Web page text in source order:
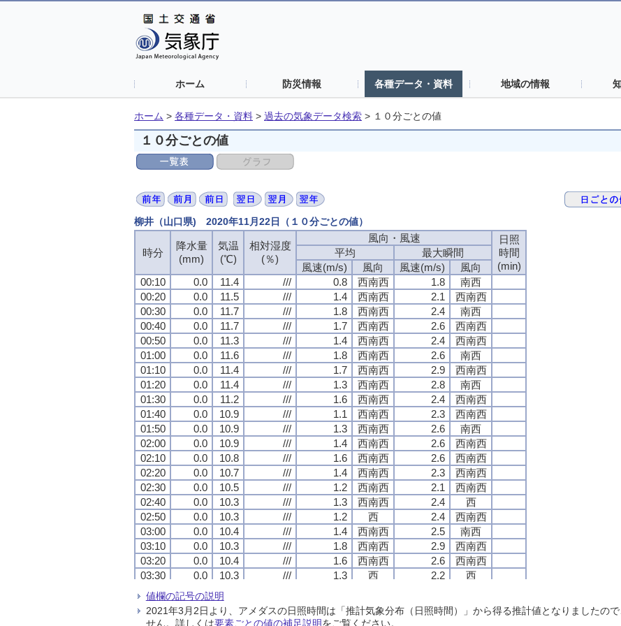
ホーム 防災情報 各種データ・資料 地域の情報
ホーム > 各種データ・資料 > 過去の気象データ検索 > １０分ごとの値
１０分ごとの値
柳井（山口県) 2020年11月22日（１０分ごとの値）
時分
降水量
(mm)
気温
(℃)
相対湿度
(％)
風向・風速
日照
時間
(min)
平均
最大瞬間
風速(m/s)
風向 風速(m/s)
風向
00:10
0.0 11.4 /// 0.8 西南西 1.8
南西
00:20
0.0 11.5 /// 1.4 西南西 2.1
西南西
00:30
0.0 11.7 /// 1.8 西南西 2.4
南西
00:40
0.0 11.7 /// 1.7 西南西 2.6
西南西
00:50
0.0 11.3 /// 1.4 西南西 2.4
西南西
01:00
0.0 11.6 /// 1.8 西南西 2.6
南西
01:10
0.0 11.4 /// 1.7 西南西 2.9
西南西
01:20
0.0 11.4 /// 1.3 西南西 2.8
南西
01:30
0.0 11.2 /// 1.6 西南西 2.4
西南西
01:40
0.0 10.9 /// 1.1 西南西 2.3
西南西
01:50
0.0 10.9 /// 1.3 西南西 2.6
南西
02:00
0.0 10.9 /// 1.4 西南西 2.6
西南西
02:10
0.0 10.8 /// 1.6 西南西 2.6
西南西
02:20
0.0 10.7 /// 1.4 西南西 2.3
西南西
02:30
0.0 10.5 /// 1.2 西南西 2.1
西南西
02:40
0.0 10.3 /// 1.3 西南西 2.4
西
02:50
0.0 10.3 /// 1.2 西 2.4
西南西
03:00
0.0 10.4 /// 1.4 西南西 2.5
南西
03:10
0.0 10.3 /// 1.8 西南西 2.9
西南西
03:20
0.0 10.4 /// 1.6 西南西 2.6
西南西
03:30
0.0 10.3 /// 1.3 西 2.2
西
03:40
0.0 10.1
03:50
0.0 9.5 /// 0.6 西 1.5
西南西
04:00
0.0 9.8 /// 1.1 西 2.2 西南西
時分
降水量
(mm)
気温
(℃)
相対湿度
(％)
風向・風速
日照
時間
(min)
平均
最大瞬間
風速(m/s)
風向 風速(m/s)
風向
00:10
0.0 11.4 /// 0.8 西南西 1.8
南西
00:20
0.0 11.5 /// 1.4 西南西 2.1
西南西
00:30
0.0 11.7 /// 1.8 西南西 2.4
南西
00:40
0.0 11.7 /// 1.7 西南西 2.6
西南西
00:50
0.0 11.3 /// 1.4 西南西 2.4
西南西
01:00
0.0 11.6 /// 1.8 西南西 2.6
南西
01:10
0.0 11.4 /// 1.7 西南西 2.9
西南西
01:20
0.0 11.4 /// 1.3 西南西 2.8
南西
01:30
0.0 11.2 /// 1.6 西南西 2.4
西南西
01:40
0.0 10.9 /// 1.1 西南西 2.3
西南西
01:50
0.0 10.9 /// 1.3 西南西 2.6
南西
02:00
0.0 10.9 /// 1.4 西南西 2.6
西南西
02:10
0.0 10.8 /// 1.6 西南西 2.6
西南西
02:20
0.0 10.7 /// 1.4 西南西 2.3
西南西
02:30
0.0 10.5 /// 1.2 西南西 2.1
西南西
02:40
0.0 10.3 /// 1.3 西南西 2.4
西
02:50
0.0 10.3 /// 1.2 西 2.4
西南西
03:00
0.0 10.4 /// 1.4 西南西 2.5
南西
03:10
0.0 10.3 /// 1.8 西南西 2.9
西南西
03:20
0.0 10.4 /// 1.6 西南西 2.6
西南西
03:30
0.0 10.3 /// 1.3 西 2.2
西
03:40
0.0 10.1
03:50
0.0 9.5 /// 0.6 西 1.5
西南西
04:00
0.0 9.8 /// 1.1 西 2.2 西南西
時分
降水量
(mm)
気温
(℃)
相対湿度
(％)
風向・風速
日照
時間
(min)
平均
最大瞬間
風速(m/s)
風向 風速(m/s)
風向
00:10
0.0 11.4 /// 0.8 西南西 1.8
南西
00:20
0.0 11.5 /// 1.4 西南西 2.1
西南西
00:30
0.0 11.7 /// 1.8 西南西 2.4
南西
00:40
0.0 11.7 /// 1.7 西南西 2.6
西南西
00:50
0.0 11.3 /// 1.4 西南西 2.4
西南西
01:00
0.0 11.6 /// 1.8 西南西 2.6
南西
01:10
0.0 11.4 /// 1.7 西南西 2.9
西南西
01:20
0.0 11.4 /// 1.3 西南西 2.8
南西
01:30
0.0 11.2 /// 1.6 西南西 2.4
西南西
01:40
0.0 10.9 /// 1.1 西南西 2.3
西南西
01:50
0.0 10.9 /// 1.3 西南西 2.6
南西
02:00
0.0 10.9 /// 1.4 西南西 2.6
西南西
02:10
0.0 10.8 /// 1.6 西南西 2.6
西南西
02:20
0.0 10.7 /// 1.4 西南西 2.3
西南西
02:30
0.0 10.5 /// 1.2 西南西 2.1
西南西
02:40
0.0 10.3 /// 1.3 西南西 2.4
西
02:50
0.0 10.3 /// 1.2 西 2.4
西南西
03:00
0.0 10.4 /// 1.4 西南西 2.5
南西
03:10
0.0 10.3 /// 1.8 西南西 2.9
西南西
03:20
0.0 10.4 /// 1.6 西南西 2.6
西南西
03:30
0.0 10.3 /// 1.3 西 2.2
西
03:40
0.0 10.1
03:50
0.0 9.5 /// 0.6 西 1.5
西南西
04:00
0.0 9.8 /// 1.1 西 2.2 西南西
時分
降水量
(mm)
気温
(℃)
相対湿度
(％)
風向・風速
日照
時間
(min)
平均
最大瞬間
風速(m/s)
風向 風速(m/s)
風向
00:10
0.0 11.4 /// 0.8 西南西 1.8
南西
00:20
0.0 11.5 /// 1.4 西南西 2.1
西南西
00:30
0.0 11.7 /// 1.8 西南西 2.4
南西
00:40
0.0 11.7 /// 1.7 西南西 2.6
西南西
00:50
0.0 11.3 /// 1.4 西南西 2.4
西南西
01:00
0.0 11.6 /// 1.8 西南西 2.6
南西
01:10
0.0 11.4 /// 1.7 西南西 2.9
西南西
01:20
0.0 11.4 /// 1.3 西南西 2.8
南西
01:30
0.0 11.2 /// 1.6 西南西 2.4
西南西
01:40
0.0 10.9 /// 1.1 西南西 2.3
西南西
01:50
0.0 10.9 /// 1.3 西南西 2.6
南西
02:00
0.0 10.9 /// 1.4 西南西 2.6
西南西
02:10
0.0 10.8 /// 1.6 西南西 2.6
西南西
02:20
0.0 10.7 /// 1.4 西南西 2.3
西南西
02:30
0.0 10.5 /// 1.2 西南西 2.1
西南西
02:40
0.0 10.3 /// 1.3 西南西 2.4
西
02:50
0.0 10.3 /// 1.2 西 2.4
西南西
03:00
0.0 10.4 /// 1.4 西南西 2.5
南西
03:10
0.0 10.3 /// 1.8 西南西 2.9
西南西
03:20
0.0 10.4 /// 1.6 西南西 2.6
西南西
03:30
0.0 10.3 /// 1.3 西 2.2
西
03:40
0.0 10.1
03:50
0.0 9.5 /// 0.6 西 1.5
西南西
04:00
0.0 9.8 /// 1.1 西 2.2 西南西
値欄の記号の説明
2021年3月2日より、アメダスの日照時間は「推計気象分布（日照時間）」から得る推計値となりましたの
せん。詳しくは要素ごとの値の補足説明をご覧ください。